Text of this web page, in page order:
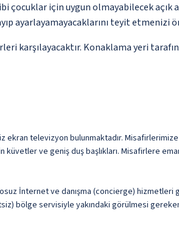
çocuklar için uygun olmayabilecek
ayarlayamayacaklarını teyit etmenizi
karşılayacaktır. Konaklama yeri
ekran televizyon bulunmaktadır.
ve geniş duş başlıkları. Misafirlere
İnternet ve danışma (concierge)
bölge servisiyle yakındaki görülmesi